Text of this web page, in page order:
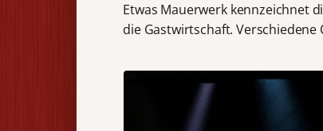
Etwas Mauerwerk kennzeichnet
die Gastwirtschaft.